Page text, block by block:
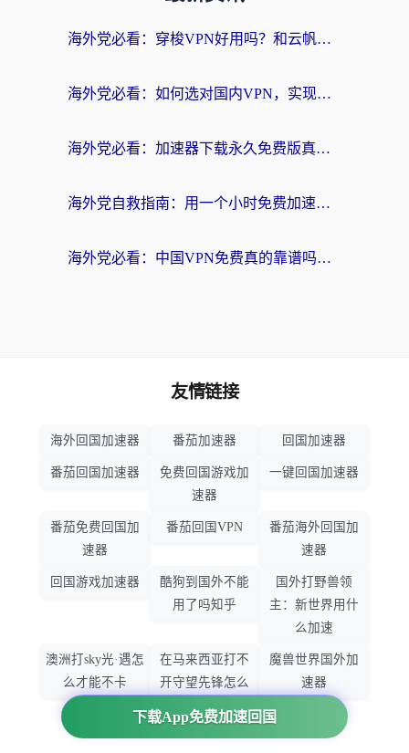
海外党必看：穿梭VPN好用吗？和云帆VPN对比哪个回国效果更好？附真实测评+避坑指南
海外党必看：如何选对国内VPN，实现无缝访问国内资源？
海外党必看：加速器下载永久免费版真的存在吗？教你无缝访问国内资源的正确姿势
海外党自救指南：用一个小时免费加速器，轻松打破国内资源访问壁垒？
海外党必看：中国VPN免费真的靠谱吗？手把手教你选对回国加速器
下载App免费加速回国
友情链接
海外回国加速器 番茄加速器 回国加速器
番茄回国加速器
免费回国游戏加
速器
一键回国加速器
番茄免费回国加
速器
番茄回国VPN
番茄海外回国加
速器
回国游戏加速器
酷狗到国外不能
用了吗知乎
国外打野兽领
主：新世界用什
么加速
澳洲打sky光·遇怎
么才能不卡
在马来西亚打不
开守望先锋怎么
办
魔兽世界国外加
速器